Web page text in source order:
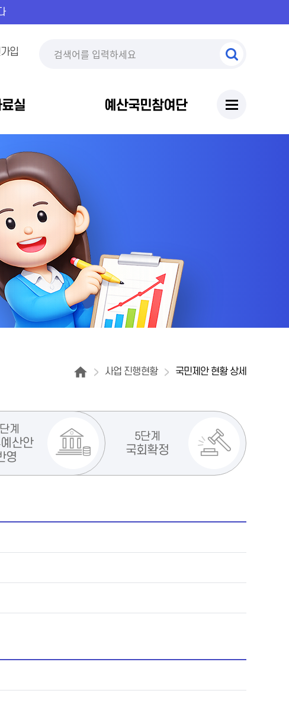
입
실 예산국민참여단
사업 진행현황 국민제안 현황 상세
계
산안
영
5단계
국회확정